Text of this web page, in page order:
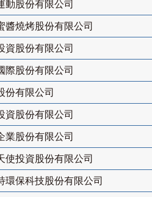
動股份有限公司
醬燒烤股份有限公司
資股份有限公司
際股份有限公司
份有限公司
資股份有限公司
業股份有限公司
使投資股份有限公司
環保科技股份有限公司